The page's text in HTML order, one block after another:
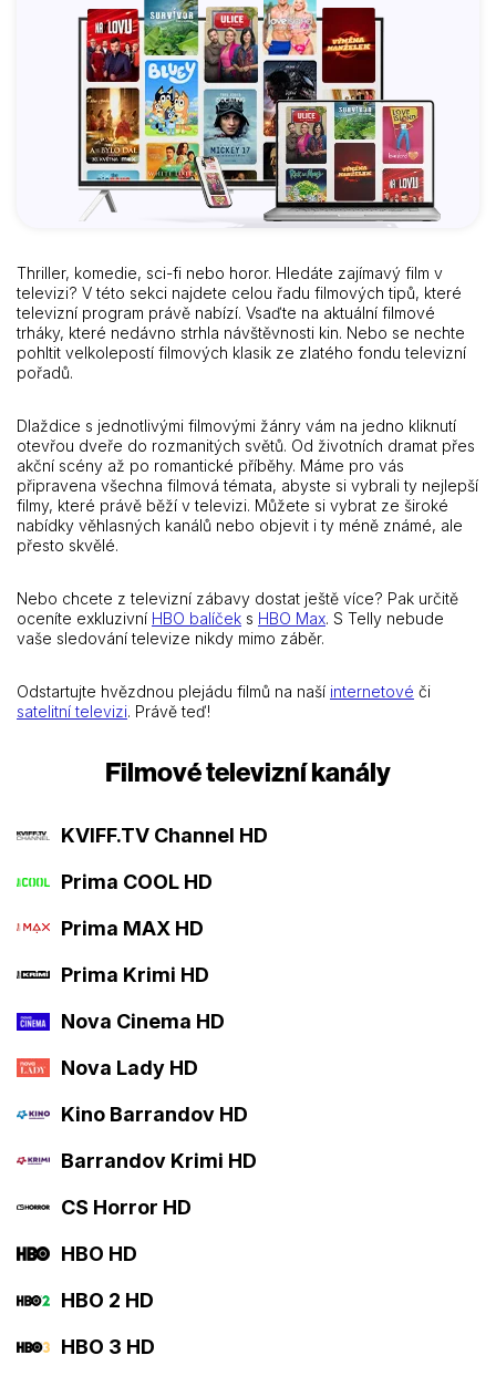
Thriller, komedie, sci-fi nebo horor. Hledáte zajímavý film v
televizi? V této sekci najdete celou řadu filmových tipů, které
televizní program právě nabízí. Vsaďte na aktuální filmové
trháky, které nedávno strhla návštěvnosti kin. Nebo se nechte
pohltit velkolepostí filmových klasik ze zlatého fondu televizní
pořadů.
Dlaždice s jednotlivými filmovými žánry vám na jedno kliknutí
otevřou dveře do rozmanitých světů. Od životních dramat přes
akční scény až po romantické příběhy. Máme pro vás
připravena všechna filmová témata, abyste si vybrali ty nejlepší
filmy, které právě běží v televizi. Můžete si vybrat ze široké
nabídky věhlasných kanálů nebo objevit i ty méně známé, ale
přesto skvělé.
Nebo chcete z televizní zábavy dostat ještě více? Pak určitě
oceníte exkluzivní HBO balíček s HBO Max. S Telly nebude
vaše sledování televize nikdy mimo záběr.
Odstartujte hvězdnou plejádu filmů na naší internetové či
satelitní televizi. Právě teď!
Filmové televizní kanály
KVIFF.TV Channel HD
Prima COOL HD
Prima MAX HD
Prima Krimi HD
Nova Cinema HD
Nova Lady HD
Kino Barrandov HD
Barrandov Krimi HD
CS Horror HD
HBO HD
HBO 2 HD
HBO 3 HD